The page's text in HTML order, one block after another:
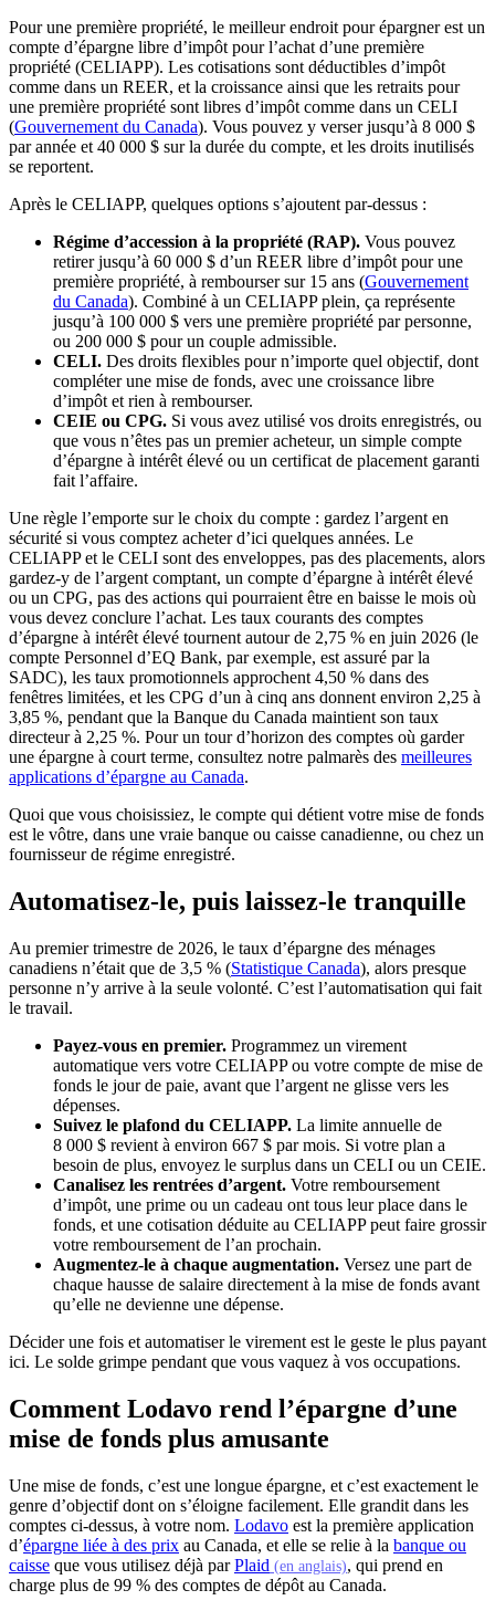
Pour une première propriété, le meilleur endroit pour épargner est un
compte d’épargne libre d’impôt pour l’achat d’une première
propriété (CELIAPP). Les cotisations sont déductibles d’impôt
comme dans un REER, et la croissance ainsi que les retraits pour
une première propriété sont libres d’impôt comme dans un CELI
(Gouvernement du Canada(s'ouvre dans un nouvel onglet)
). Vous pouvez y verser jusqu’à 8 000 $
par année et 40 000 $ sur la durée du compte, et les droits inutilisés
se reportent.
Après le CELIAPP, quelques options s’ajoutent par-dessus :
Régime d’accession à la propriété (RAP). Vous pouvez
retirer jusqu’à 60 000 $ d’un REER libre d’impôt pour une
première propriété, à rembourser sur 15 ans (Gouvernement
du Canada(s'ouvre dans un nouvel onglet)
). Combiné à un CELIAPP plein, ça représente
jusqu’à 100 000 $ vers une première propriété par personne,
ou 200 000 $ pour un couple admissible.
CELI. Des droits flexibles pour n’importe quel objectif, dont
compléter une mise de fonds, avec une croissance libre
d’impôt et rien à rembourser.
CEIE ou CPG. Si vous avez utilisé vos droits enregistrés, ou
que vous n’êtes pas un premier acheteur, un simple compte
d’épargne à intérêt élevé ou un certificat de placement garanti
fait l’affaire.
Une règle l’emporte sur le choix du compte : gardez l’argent en
sécurité si vous comptez acheter d’ici quelques années. Le
CELIAPP et le CELI sont des enveloppes, pas des placements, alors
gardez-y de l’argent comptant, un compte d’épargne à intérêt élevé
ou un CPG, pas des actions qui pourraient être en baisse le mois où
vous devez conclure l’achat. Les taux courants des comptes
d’épargne à intérêt élevé tournent autour de 2,75 % en juin 2026 (le
compte Personnel d’EQ Bank, par exemple, est assuré par la
SADC), les taux promotionnels approchent 4,50 % dans des
fenêtres limitées, et les CPG d’un à cinq ans donnent environ 2,25 à
3,85 %, pendant que la Banque du Canada maintient son taux
directeur à 2,25 %. Pour un tour d’horizon des comptes où garder
une épargne à court terme, consultez notre palmarès des meilleures
applications d’épargne au Canada.
Quoi que vous choisissiez, le compte qui détient votre mise de fonds
est le vôtre, dans une vraie banque ou caisse canadienne, ou chez un
fournisseur de régime enregistré.
Automatisez-le, puis laissez-le tranquille
Au premier trimestre de 2026, le taux d’épargne des ménages
canadiens n’était que de 3,5 % (Statistique Canada(s'ouvre dans un
), alors presque
personne n’y arrive à la seule volonté. C’est l’automatisation qui fait
le travail.
Payez-vous en premier. Programmez un virement
automatique vers votre CELIAPP ou votre compte de mise de
fonds le jour de paie, avant que l’argent ne glisse vers les
dépenses.
Suivez le plafond du CELIAPP. La limite annuelle de
8 000 $ revient à environ 667 $ par mois. Si votre plan a
besoin de plus, envoyez le surplus dans un CELI ou un CEIE.
Canalisez les rentrées d’argent. Votre remboursement
d’impôt, une prime ou un cadeau ont tous leur place dans le
fonds, et une cotisation déduite au CELIAPP peut faire grossir
votre remboursement de l’an prochain.
Augmentez-le à chaque augmentation. Versez une part de
chaque hausse de salaire directement à la mise de fonds avant
qu’elle ne devienne une dépense.
Décider une fois et automatiser le virement est le geste le plus payant
ici. Le solde grimpe pendant que vous vaquez à vos occupations.
Comment Lodavo rend l’épargne d’une
mise de fonds plus amusante
Une mise de fonds, c’est une longue épargne, et c’est exactement le
genre d’objectif dont on s’éloigne facilement. Elle grandit dans les
comptes ci-dessus, à votre nom. Lodavo est la première application
d’épargne liée à des prix au Canada, et elle se relie à la banque ou
caisse que vous utilisez déjà parPlaid (en anglais) (s'ouvre dans un
, qui prend en
charge plus de 99 % des comptes de dépôt au Canada.